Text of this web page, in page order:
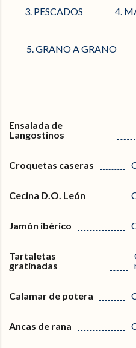
3. PESCADOS 4.
5. GRANO A GRANO
Ensalada de
Langostinos
Croquetas caseras
Cecina D.O. León
Jamón ibérico
Tartaletas
gratinadas
Calamar de potera
Ancas de rana